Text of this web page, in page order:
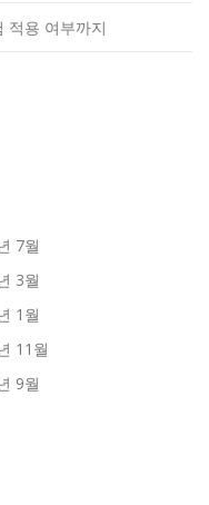
적용 여부까지
7월
3월
1월
11월
9월